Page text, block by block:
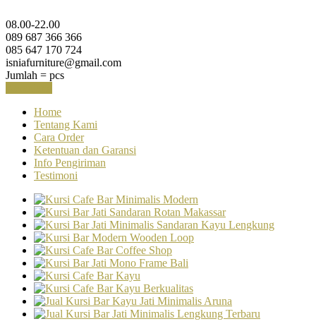
08.00-22.00
089 687 366 366
085 647 170 724
isniafurniture@gmail.com
Jumlah = pcs
Home
Tentang Kami
Cara Order
Ketentuan dan Garansi
Info Pengiriman
Testimoni